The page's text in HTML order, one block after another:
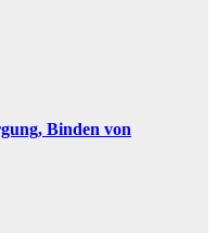
Binden von